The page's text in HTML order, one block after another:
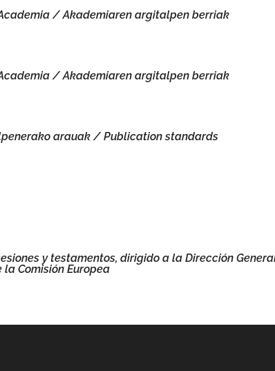
/ Akademiaren argitalpen berriak
/ Akademiaren argitalpen berriak
arauak / Publication standards
y testamentos, dirigido a la Dirección
Comisión Europea